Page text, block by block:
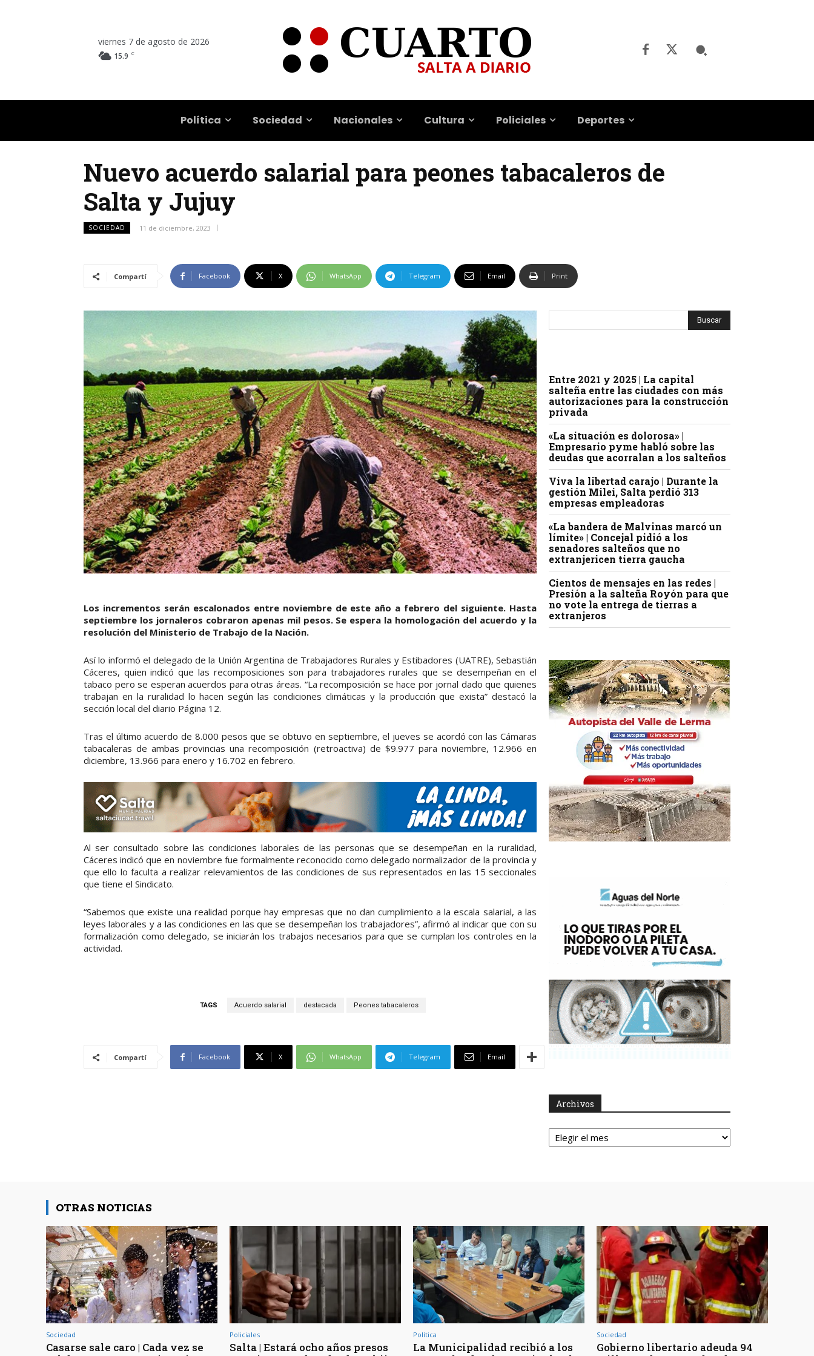
viernes 7 de agosto de 2026
15.9 C
Política Sociedad Nacionales Cultura Policiales Deportes
Nuevo acuerdo salarial para peones tabacaleros de
Salta y Jujuy
SOCIEDAD 11 de diciembre, 2023
Compartí Facebook X WhatsApp Telegram Email Print
Los incrementos serán escalonados entre noviembre de este año a febrero del siguiente. Hasta
septiembre los jornaleros cobraron apenas mil pesos. Se espera la homologación del acuerdo y la
resolución del Ministerio de Trabajo de la Nación.
Así lo informó el delegado de la Unión Argentina de Trabajadores Rurales y Estibadores (UATRE), Sebastián
Cáceres, quien indicó que las recomposiciones son para trabajadores rurales que se desempeñan en el
tabaco pero se esperan acuerdos para otras áreas. “La recomposición se hace por jornal dado que quienes
trabajan en la ruralidad lo hacen según las condiciones climáticas y la producción que exista” destacó la
sección local del diario Página 12.
Tras el último acuerdo de 8.000 pesos que se obtuvo en septiembre, el jueves se acordó con las Cámaras
tabacaleras de ambas provincias una recomposición (retroactiva) de $9.977 para noviembre, 12.966 en
diciembre, 13.966 para enero y 16.702 en febrero.
Al ser consultado sobre las condiciones laborales de las personas que se desempeñan en la ruralidad,
Cáceres indicó que en noviembre fue formalmente reconocido como delegado normalizador de la provincia y
que ello lo faculta a realizar relevamientos de las condiciones de sus representados en las 15 seccionales
que tiene el Sindicato.
“Sabemos que existe una realidad porque hay empresas que no dan cumplimiento a la escala salarial, a las
leyes laborales y a las condiciones en las que se desempeñan los trabajadores”, afirmó al indicar que con su
formalización como delegado, se iniciarán los trabajos necesarios para que se cumplan los controles en la
actividad.
TAGS Acuerdo salarial destacada Peones tabacaleros
Compartí Facebook X WhatsApp Telegram Email
Entre 2021 y 2025 | La capital
salteña entre las ciudades con más
autorizaciones para la construcción
privada
«La situación es dolorosa» |
Empresario pyme habló sobre las
deudas que acorralan a los salteños
Viva la libertad carajo | Durante la
gestión Milei, Salta perdió 313
empresas empleadoras
«La bandera de Malvinas marcó un
límite» | Concejal pidió a los
senadores salteños que no
extranjericen tierra gaucha
Cientos de mensajes en las redes |
Presión a la salteña Royón para que
no vote la entrega de tierras a
extranjeros
Archivos
Archivos
OTRAS NOTICIAS
Sociedad
Casarse sale caro | Cada vez se
Policiales
Salta | Estará ocho años presos
Política
La Municipalidad recibió a los
Sociedad
Gobierno libertario adeuda 94